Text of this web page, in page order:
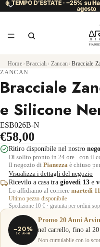
☀️ TEMPO D’ESTATE · −25% su
agosto
☀️ TEMPO D’ESTATE · −25% su
agosto
Home › Bracciali › Zancan › Bracciale
ZANCAN
Bracciale
e Silicone
ESB026B-N
€58,00
Ritiro disponibile nel nostro
Di solito pronto in 24 ore · con il
Il negozio di Pianezza è chiuso
Visualizza i dettagli del negozio
Ricevilo a casa tra giovedì 13 e
Lo affidiamo al corriere martedì
Ultimo pezzo disponibile
Spedizione 10 € · gratuita per ordini
−20%
20 ANNI
Promo 20 Anni
nel carrello, fino al 20
Non cumulabile con lo